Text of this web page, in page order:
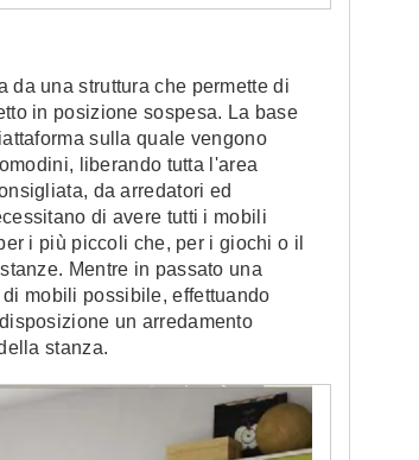
da una struttura che permette di
in posizione sospesa. La base
sulla quale vengono
liberando tutta l'area
da arredatori ed
di avere tutti i mobili
i più piccoli che, per i giochi o il
Mentre in passato una
mobili possibile, effettuando
un arredamento
stanza.